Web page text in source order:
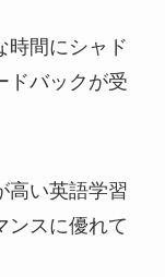
時間にシャド
ドバックが受
高い英語学習
ンスに優れて